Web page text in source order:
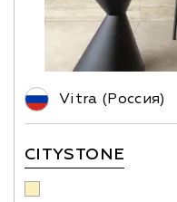
Vitra (Россия)
CITYSTONE